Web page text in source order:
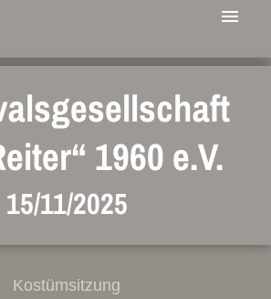
1960 e.V.
15/11/2025
Kostümsitzung